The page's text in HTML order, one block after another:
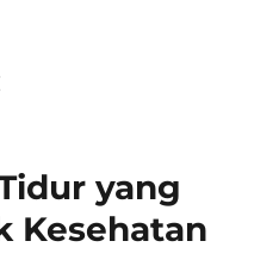
yang
Kesehatan